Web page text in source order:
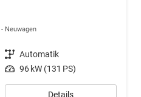
Neuwagen
Getriebe Automatik
Leistung 96 kW (131 PS)
Details